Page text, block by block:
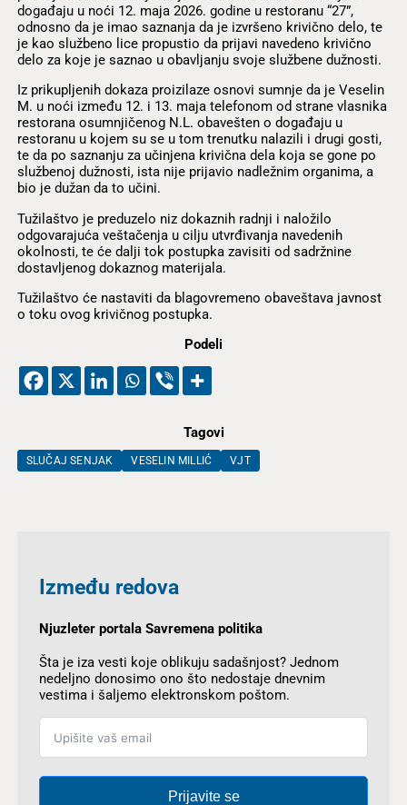
događaju u noći 12. maja 2026. godine u restoranu “27”,
odnosno da je imao saznanja da je izvršeno krivično delo, te
je kao službeno lice propustio da prijavi navedeno krivično
delo za koje je saznao u obavljanju svoje službene dužnosti.
Iz prikupljenih dokaza proizilaze osnovi sumnje da je Veselin
M. u noći između 12. i 13. maja telefonom od strane vlasnika
restorana osumnjičenog N.L. obavešten o događaju u
restoranu u kojem su se u tom trenutku nalazili i drugi gosti,
te da po saznanju za učinjena krivična dela koja se gone po
službenoj dužnosti, ista nije prijavio nadležnim organima, a
bio je dužan da to učini.
Tužilaštvo je preduzelo niz dokaznih radnji i naložilo
odgovarajuća veštačenja u cilju utvrđivanja navedenih
okolnosti, te će dalji tok postupka zavisiti od sadržnine
dostavljenog dokaznog materijala.
Tužilaštvo će nastaviti da blagovremeno obaveštava javnost
o toku ovog krivičnog postupka.
Podeli
Tagovi
SLUČAJ SENJAK VESELIN MILLIĆ VJT
Između redova
Njuzleter portala Savremena politika
Šta je iza vesti koje oblikuju sadašnjost? Jednom
nedeljno donosimo ono što nedostaje dnevnim
vestima i šaljemo elektronskom poštom.
Prijavite se